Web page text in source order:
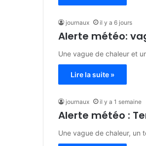
journaux il y a 6 jours
Alerte météo:
Une vague de chaleur et
Lire la suite »
journaux il y a 1 semaine
Alerte météo :
Une vague de chaleur, un